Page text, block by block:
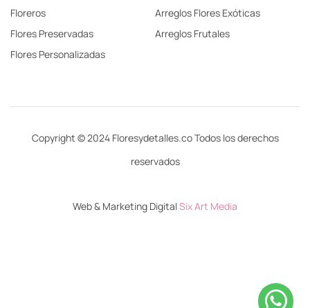
Floreros
Flores Preservadas
Flores Personalizadas
Arreglos Flores Exóticas
Arreglos Frutales
Copyright © 2024 Floresydetalles.co Todos los derechos
reservados
Web & Marketing DigitalSix Art Media